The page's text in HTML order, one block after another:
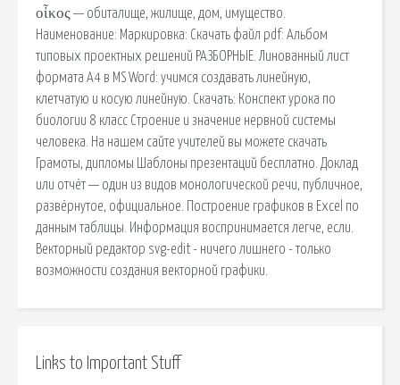
οἶκος — обиталище, жилище, дом, имущество.
Наименование: Маркировка: Скачать файл pdf: Альбом
типовых проектных решений РАЗБОРНЫЕ. Линованный лист
формата A4 в MS Word: учимся создавать линейную,
клетчатую и косую линейную. Скачать: Конспект урока по
биологии 8 класс Строение и значение нервной системы
человека. На нашем сайте учителей вы можете скачать
Грамоты, дипломы Шаблоны презентаций бесплатно. Доклад
или отчёт — один из видов монологической речи, публичное,
развёрнутое, официальное. Построение графиков в Excel по
данным таблицы. Информация воспринимается легче, если.
Векторный редактор svg-edit - ничего лишнего - только
возможности создания векторной графики.
Links to Important Stuff